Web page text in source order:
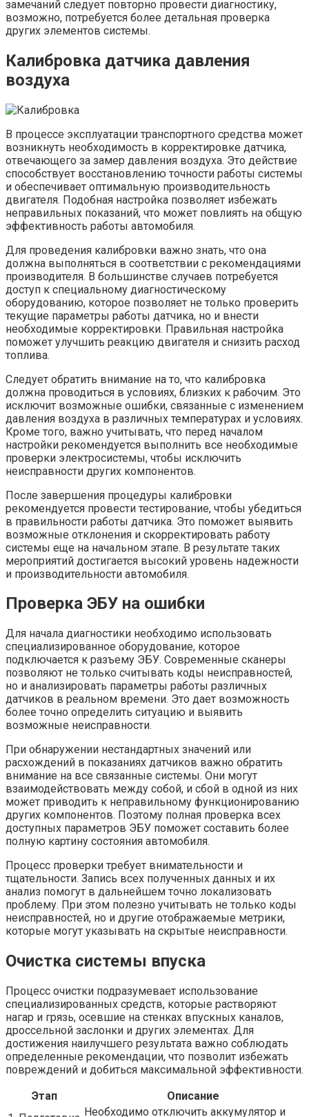
замечаний следует повторно провести диагностику,
возможно, потребуется более детальная проверка
других элементов системы.
Калибровка датчика давления
воздуха
В процессе эксплуатации транспортного средства может
возникнуть необходимость в корректировке датчика,
отвечающего за замер давления воздуха. Это действие
способствует восстановлению точности работы системы
и обеспечивает оптимальную производительность
двигателя. Подобная настройка позволяет избежать
неправильных показаний, что может повлиять на общую
эффективность работы автомобиля.
Для проведения калибровки важно знать, что она
должна выполняться в соответствии с рекомендациями
производителя. В большинстве случаев потребуется
доступ к специальному диагностическому
оборудованию, которое позволяет не только проверить
текущие параметры работы датчика, но и внести
необходимые корректировки. Правильная настройка
поможет улучшить реакцию двигателя и снизить расход
топлива.
Следует обратить внимание на то, что калибровка
должна проводиться в условиях, близких к рабочим. Это
исключит возможные ошибки, связанные с изменением
давления воздуха в различных температурах и условиях.
Кроме того, важно учитывать, что перед началом
настройки рекомендуется выполнить все необходимые
проверки электросистемы, чтобы исключить
неисправности других компонентов.
После завершения процедуры калибровки
рекомендуется провести тестирование, чтобы убедиться
в правильности работы датчика. Это поможет выявить
возможные отклонения и скорректировать работу
системы еще на начальном этапе. В результате таких
мероприятий достигается высокий уровень надежности
и производительности автомобиля.
Проверка ЭБУ на ошибки
Для начала диагностики необходимо использовать
специализированное оборудование, которое
подключается к разъему ЭБУ. Современные сканеры
позволяют не только считывать коды неисправностей,
но и анализировать параметры работы различных
датчиков в реальном времени. Это дает возможность
более точно определить ситуацию и выявить
возможные неисправности.
При обнаружении нестандартных значений или
расхождений в показаниях датчиков важно обратить
внимание на все связанные системы. Они могут
взаимодействовать между собой, и сбой в одной из них
может приводить к неправильному функционированию
других компонентов. Поэтому полная проверка всех
доступных параметров ЭБУ поможет составить более
полную картину состояния автомобиля.
Процесс проверки требует внимательности и
тщательности. Запись всех полученных данных и их
анализ помогут в дальнейшем точно локализовать
проблему. При этом полезно учитывать не только коды
неисправностей, но и другие отображаемые метрики,
которые могут указывать на скрытые неисправности.
Очистка системы впуска
Процесс очистки подразумевает использование
специализированных средств, которые растворяют
нагар и грязь, осевшие на стенках впускных каналов,
дроссельной заслонки и других элементах. Для
достижения наилучшего результата важно соблюдать
определенные рекомендации, что позволит избежать
повреждений и добиться максимальной эффективности.
Этап
Описание
Необходимо отключить аккумулятор и